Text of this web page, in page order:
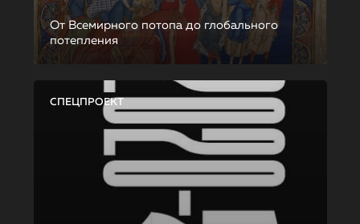
От Всемирного потопа до глобального
потепления
СПЕЦПРОЕКТ